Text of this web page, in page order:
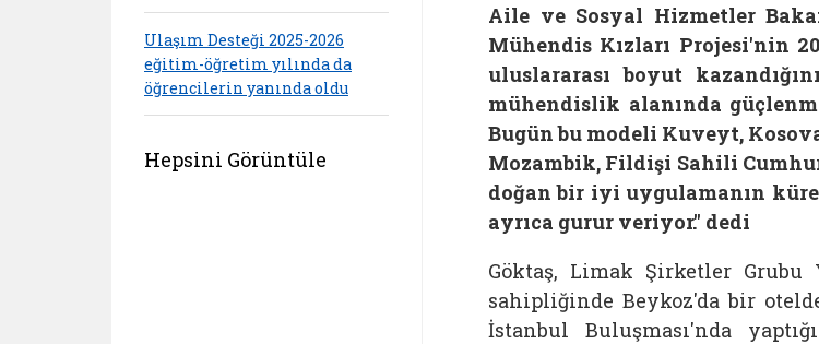
Aile ve Sosyal Hizmetler
Mühendis Kızları Projesi'nin
uluslararası boyut
mühendislik alanında
Bugün bu modeli Kuveyt,
Mozambik, Fildişi Sahili
doğan bir iyi uygulamanın
ayrıca gurur veriyor." dedi
Göktaş, Limak Şirketler
sahipliğinde Beykoz'da bir
İstanbul Buluşması'nda
Ulaşım Desteği 2025-2026
eğitim-öğretim yılında da
öğrencilerin yanında oldu
Hepsini Görüntüle